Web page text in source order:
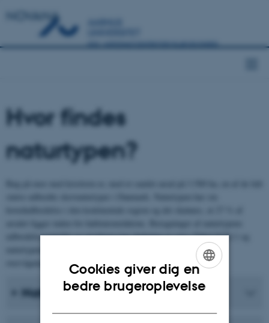
NOVANA
Hvor findes
naturtypen?
udbredelsesområde og arealmæssige dækning er vist i Tabel 9120.1 og
overvågningsstationer (2011-2016) er vist i Figur 9120.1.
Naturtypens udbredelsesområde
ENGLISH
Cookies giver dig en
bedre brugeroplevelse